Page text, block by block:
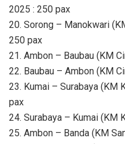
2025 : 250 pax
20. Sorong – Manokwari
250 pax
21. Ambon – Baubau (KM
22. Baubau – Ambon (KM
23. Kumai – Surabaya (KM
pax
24. Surabaya – Kumai (KM
25. Ambon – Banda (KM